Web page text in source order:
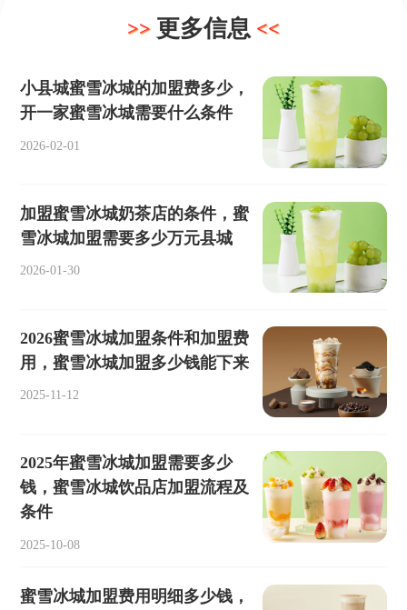
更多信息
小县城蜜雪冰城的加盟费多少，
开一家蜜雪冰城需要什么条件
2026-02-01
加盟蜜雪冰城奶茶店的条件，蜜
雪冰城加盟需要多少万元县城
2026-01-30
2026蜜雪冰城加盟条件和加盟费
用，蜜雪冰城加盟多少钱能下来
2025-11-12
2025年蜜雪冰城加盟需要多少
钱，蜜雪冰城饮品店加盟流程及
条件
2025-10-08
蜜雪冰城加盟费用明细多少钱，